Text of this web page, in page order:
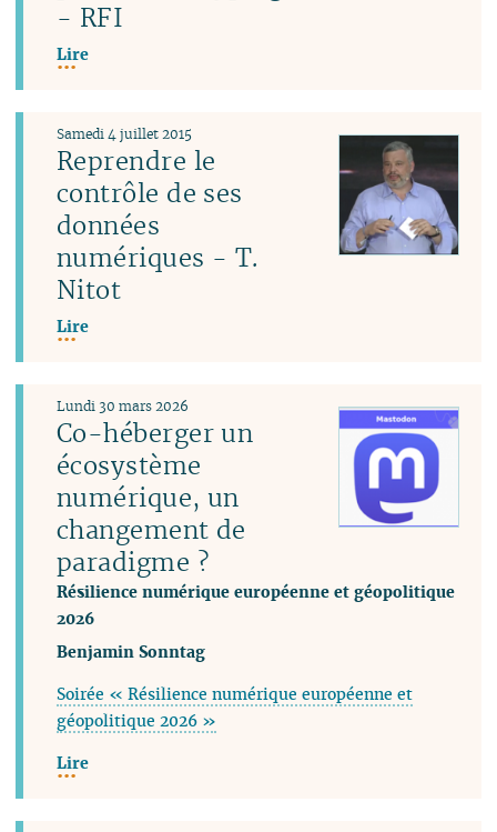
- RFI
Lire
Reprendre le
contrôle de ses
données
numériques - T.
Nitot
Samedi 4 juillet 2015
Lire
Co-héberger un
écosystème
numérique, un
changement de
paradigme ?
Résilience numérique européenne et géopolitique
2026
Lundi 30 mars 2026
Benjamin Sonntag
Soirée « Résilience numérique européenne et
géopolitique 2026 »
Lire